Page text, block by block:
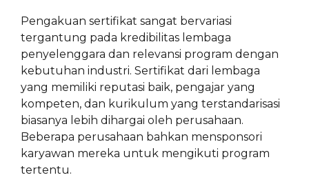
Pengakuan sertifikat sangat bervariasi
tergantung pada kredibilitas lembaga
penyelenggara dan relevansi program dengan
kebutuhan industri. Sertifikat dari lembaga
yang memiliki reputasi baik, pengajar yang
kompeten, dan kurikulum yang terstandarisasi
biasanya lebih dihargai oleh perusahaan.
Beberapa perusahaan bahkan mensponsori
karyawan mereka untuk mengikuti program
tertentu.